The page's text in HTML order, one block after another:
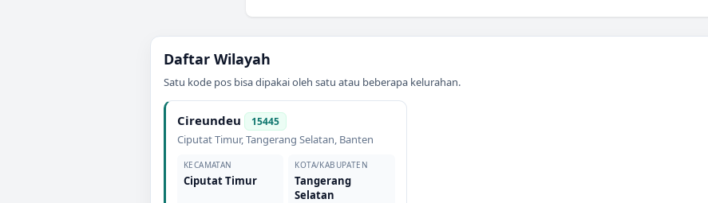
Daftar Wilayah
Satu kode pos bisa dipakai oleh satu atau beberapa kelurahan.
Cireundeu 15445
Ciputat Timur,Tangerang Selatan, Banten
KECAMATAN
Ciputat Timur
KOTA/KABUPATEN
Tangerang
Selatan